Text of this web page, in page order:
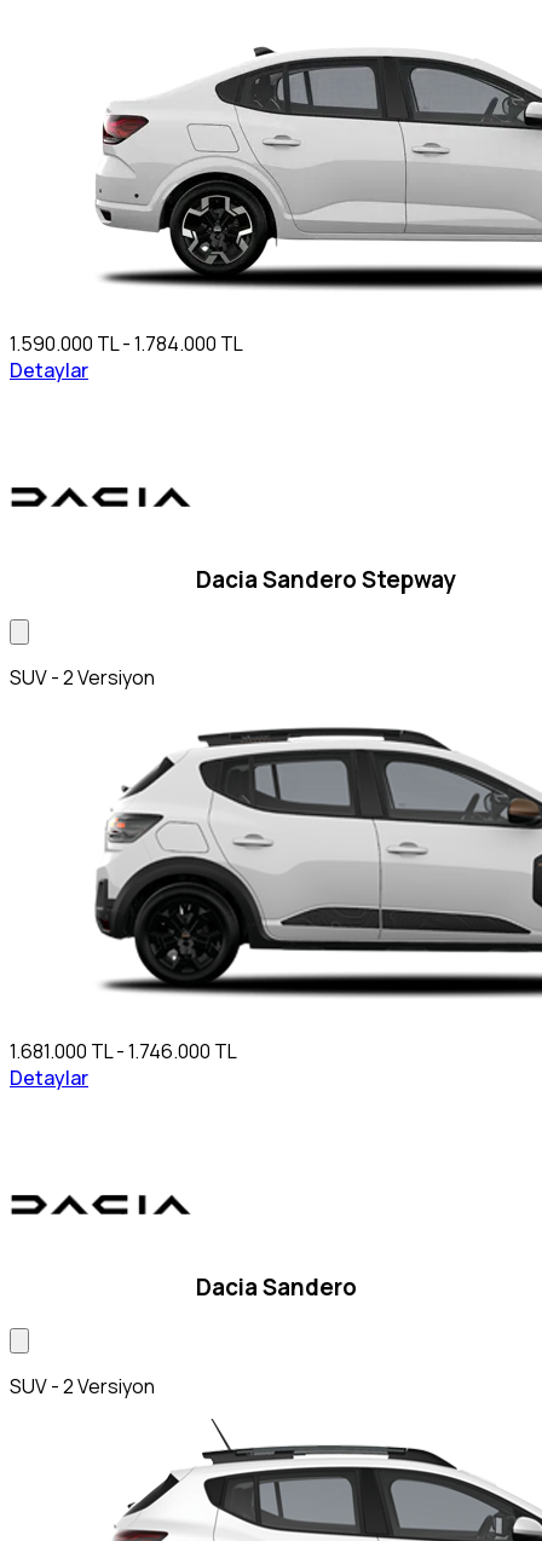
1.590.000 TL - 1.784.000 TL
Detaylar
Dacia Sandero Stepway
SUV - 2 Versiyon
1.681.000 TL - 1.746.000 TL
Detaylar
Dacia Sandero
SUV - 2 Versiyon